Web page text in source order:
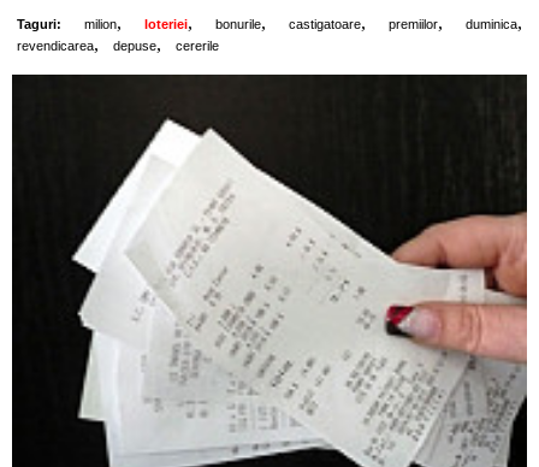
Taguri: milion, loteriei, bonurile, castigatoare, premiilor, duminica,
revendicarea, depuse, cererile